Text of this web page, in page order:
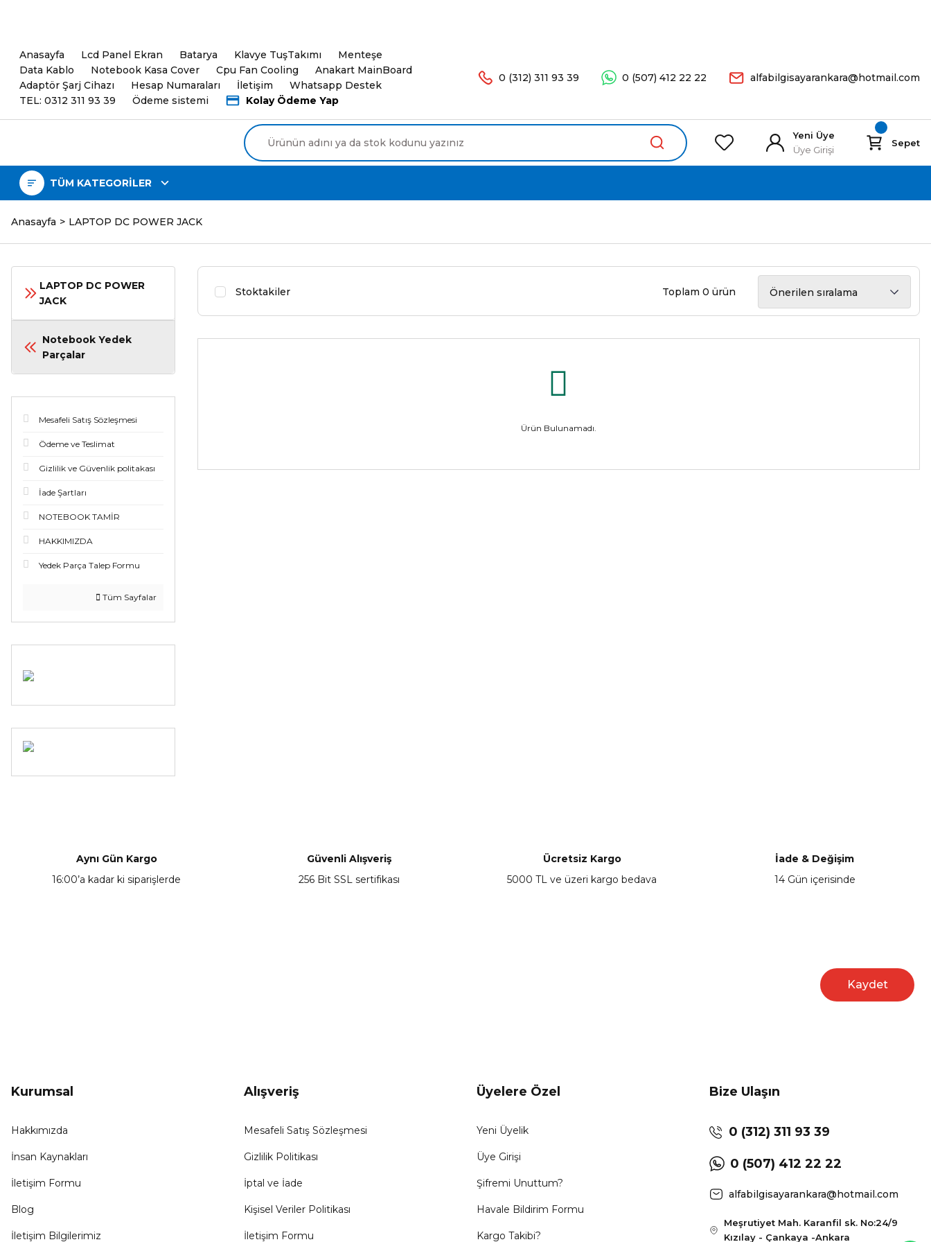
Anasayfa Lcd Panel Ekran Batarya Klavye TuşTakımı
Menteşe
Data Kablo
Notebook Kasa Cover Cpu Fan Cooling
Anakart MainBoard
Adaptör Şarj Cihazı
Hesap Numaraları İletişim
Whatsapp Destek
TEL: 0312 311 93 39
Ödeme sistemi Kolay Ödeme Yap
0 (312) 311 93 39 0 (507) 412 22 22 alfabilgisayarankara@hotmail.com
Yeni Üye
Üye Girişi
Sepet
TÜM KATEGORİLER
Anasayfa LAPTOP DC POWER JACK
LAPTOP DC POWER
JACK
Notebook Yedek
Parçalar
Mesafeli Satış Sözleşmesi
Ödeme ve Teslimat
Gizlilik ve Güvenlik politakası
İade Şartları
NOTEBOOK TAMİR
HAKKIMIZDA
Yedek Parça Talep Formu
Tüm Sayfalar
Stoktakiler Toplam 0 ürün
Ürün Bulunamadı.
Aynı Gün Kargo
16:00’a kadar ki siparişlerde
Güvenli Alışveriş
256 Bit SSL sertifikası
Ücretsiz Kargo
5000 TL ve üzeri kargo bedava
İade & Değişim
14 Gün içerisinde
Kaydet
Kurumsal
Hakkımızda
İnsan Kaynakları
İletişim Formu
Blog
İletişim Bilgilerimiz
Alışveriş
Mesafeli Satış Sözleşmesi
Gizlilik Politikası
İptal ve İade
Kişisel Veriler Politikası
İletişim Formu
Üyelere Özel
Yeni Üyelik
Üye Girişi
Şifremi Unuttum?
Havale Bildirim Formu
Kargo Takibi?
Bize Ulaşın
0 (312) 311 93 39
0 (507) 412 22 22
alfabilgisayarankara@hotmail.com
Meşrutiyet Mah. Karanfil sk. No:24/9
Kızılay - Çankaya -Ankara